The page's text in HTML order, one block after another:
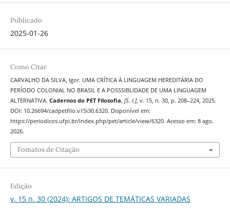
Publicado
2025-01-26
Como Citar
CARVALHO DA SILVA, Igor. UMA CRÍTICA À LINGUAGEM HEREDITÁRIA DO
PERÍODO COLONIAL NO BRASIL E A POSSSIBLIDADE DE UMA LINGUAGEM
ALTERNATIVA. Cadernos do PET Filosofia, [S. l.], v. 15, n. 30, p. 208–224, 2025.
DOI: 10.26694/cadpetfilo.v15i30.6320. Disponível em:
https://periodicos.ufpi.br/index.php/pet/article/view/6320. Acesso em: 8 ago.
2026.
Fomatos de Citação
Edição
v. 15 n. 30 (2024): ARTIGOS DE TEMÁTICAS VARIADAS